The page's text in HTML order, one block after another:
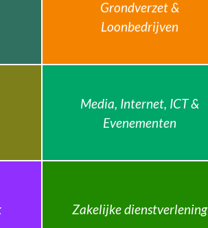
Grondverzet &
Loonbedrijven
Media, Internet, ICT &
Evenementen
Zakelijke dienstverlening